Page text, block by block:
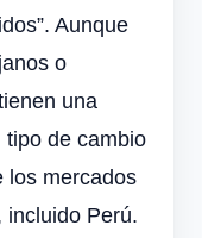
Aunque
o
una
tipo de cambio
los mercados
incluido Perú.